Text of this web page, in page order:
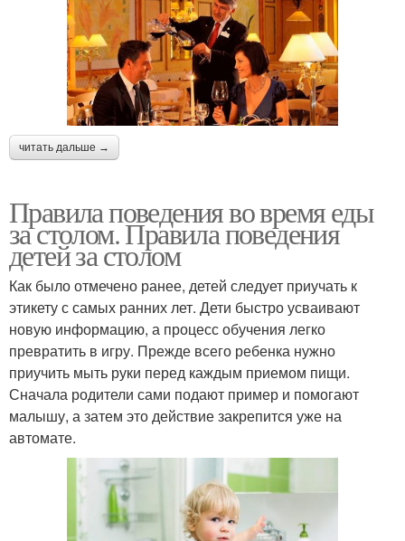
читать дальше →
Правила поведения во время еды
за столом. Правила поведения
детей за столом
Как было отмечено ранее, детей следует приучать к
этикету с самых ранних лет. Дети быстро усваивают
новую информацию, а процесс обучения легко
превратить в игру. Прежде всего ребенка нужно
приучить мыть руки перед каждым приемом пищи.
Сначала родители сами подают пример и помогают
малышу, а затем это действие закрепится уже на
автомате.